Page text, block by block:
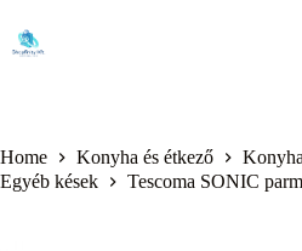
content
Home Konyha és étkező
Egyéb kések
Tescoma SONIC